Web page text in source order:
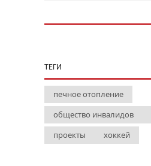
ТЕГИ
печное отопление
общество инвалидов
проекты
хоккей